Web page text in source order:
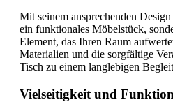
Mit seinem ansprechenden
ein funktionales Möbelstück,
Element, das Ihren Raum
Materialien und die sorgfältige
Tisch zu einem langlebigen
Vielseitigkeit und